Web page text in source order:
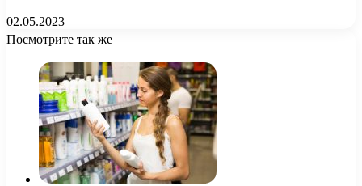
02.05.2023
Посмотрите так же